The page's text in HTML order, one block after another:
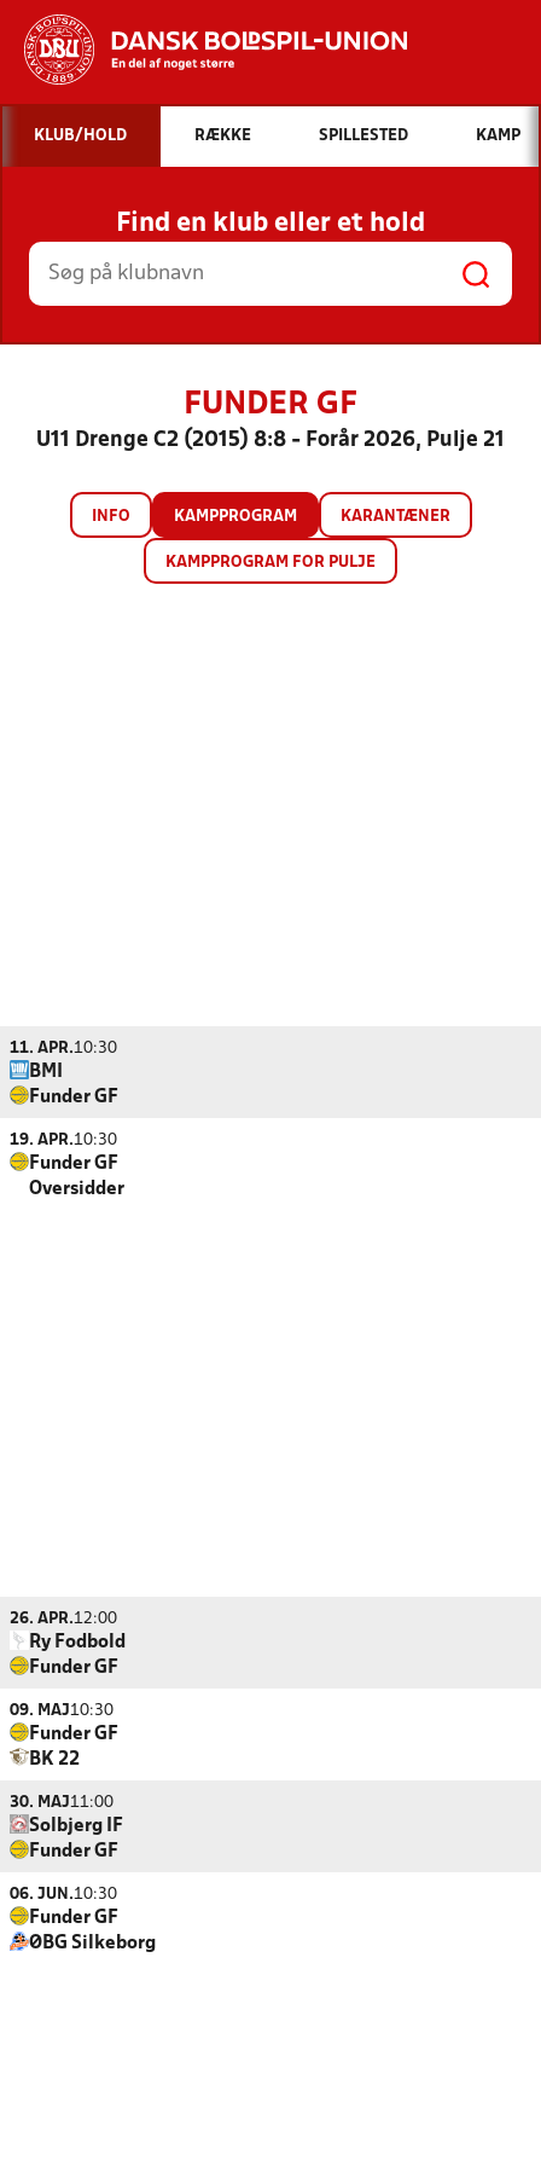
Hvad vil du søge efter?
INDHOLD OG NYHEDER
STILLINGER, RESULTATER, KLUBBER OG
HOLD
KLUB/HOLD RÆKKE SPILLESTED KAMP
Find en klub eller et hold
FUNDER GF
U11 Drenge C2 (2015) 8:8 - Forår 2026, Pulje 21
INFO KAMPPROGRAM KARANTÆNER
KAMPPROGRAM FOR PULJE
11. APR.10:30
BMI
Funder GF
19. APR.10:30
Funder GF
Oversidder
26. APR.12:00
Ry Fodbold
Funder GF
09. MAJ10:30
Funder GF
BK 22
30. MAJ11:00
Solbjerg IF
Funder GF
06. JUN.10:30
Funder GF
ØBG Silkeborg